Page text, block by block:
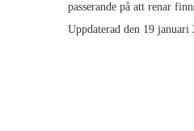
passerande på att renar
Uppdaterad den 19 januari